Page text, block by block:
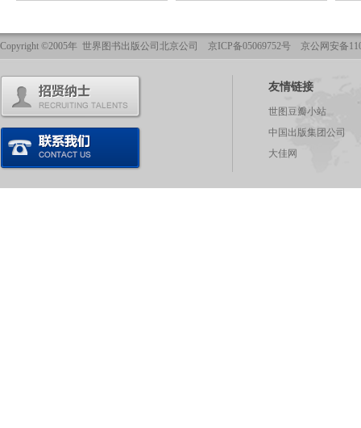
Copyright ©2005年 世界图书出版公司北京公司 京ICP备05069752号 京公网安备
友情链接
世图豆瓣小站
中国出版集团公司
大佳网